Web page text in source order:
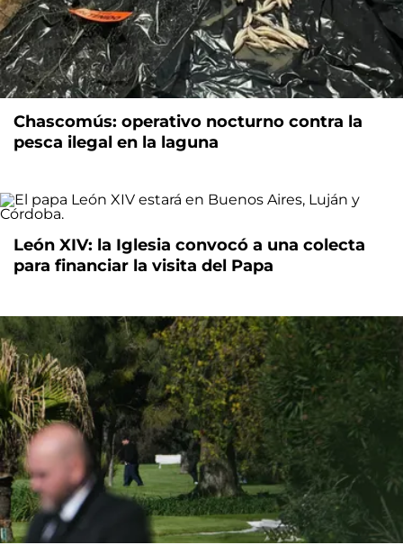
Chascomús: operativo nocturno contra la
pesca ilegal en la laguna
León XIV: la Iglesia convocó a una colecta
para financiar la visita del Papa